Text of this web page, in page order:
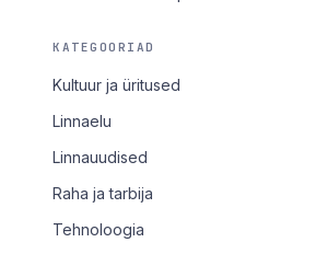
KATEGOORIAD
Kultuur ja üritused
Linnaelu
Linnauudised
Raha ja tarbija
Tehnoloogia